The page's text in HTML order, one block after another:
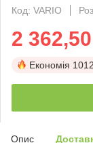
Код: VARIO
2 362,50
Економія
Опис